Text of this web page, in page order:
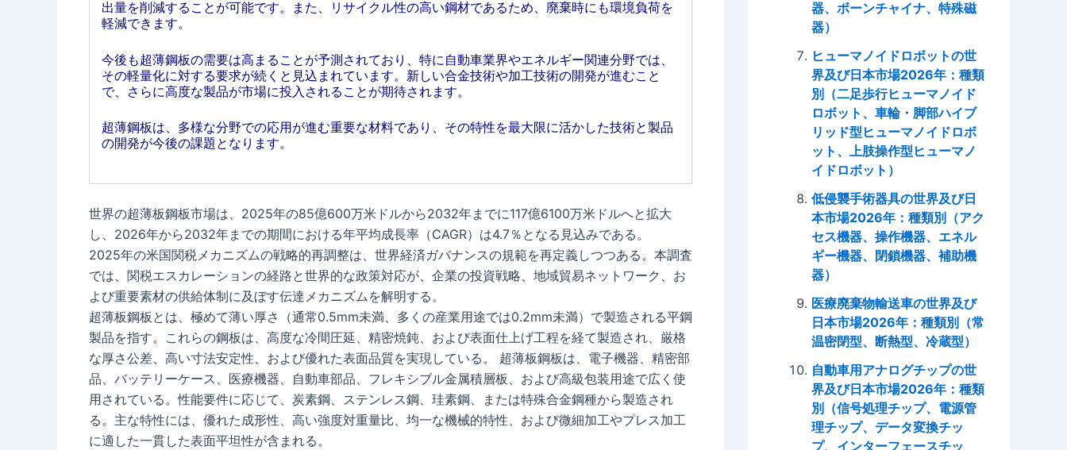
出量を削減することが可能です。また、リサイクル性の高い鋼材であるため、廃棄時にも環境負荷を
軽減できます。
今後も超薄鋼板の需要は高まることが予測されており、特に自動車業界やエネルギー関連分野では、
その軽量化に対する要求が続くと見込まれています。新しい合金技術や加工技術の開発が進むこと
で、さらに高度な製品が市場に投入されることが期待されます。
超薄鋼板は、多様な分野での応用が進む重要な材料であり、その特性を最大限に活かした技術と製品
の開発が今後の課題となります。
世界の超薄板鋼板市場は、2025年の85億600万米ドルから2032年までに117億6100万米ドルへと拡大
し、2026年から2032年までの期間における年平均成長率（CAGR）は4.7％となる見込みである。
2025年の米国関税メカニズムの戦略的再調整は、世界経済ガバナンスの規範を再定義しつつある。本調査
では、関税エスカレーションの経路と世界的な政策対応が、企業の投資戦略、地域貿易ネットワーク、お
よび重要素材の供給体制に及ぼす伝達メカニズムを解明する。
超薄板鋼板とは、極めて薄い厚さ（通常0.5mm未満、多くの産業用途では0.2mm未満）で製造される平鋼
製品を指す。これらの鋼板は、高度な冷間圧延、精密焼鈍、および表面仕上げ工程を経て製造され、厳格
な厚さ公差、高い寸法安定性、および優れた表面品質を実現している。 超薄板鋼板は、電子機器、精密部
品、バッテリーケース、医療機器、自動車部品、フレキシブル金属積層板、および高級包装用途で広く使
用されている。性能要件に応じて、炭素鋼、ステンレス鋼、珪素鋼、または特殊合金鋼種から製造され
る。主な特性には、優れた成形性、高い強度対重量比、均一な機械的特性、および微細加工やプレス加工
に適した一貫した表面平坦性が含まれる。
器、ボーンチャイナ、特殊磁
器）
ヒューマノイドロボットの世
界及び日本市場2026年：種類
別（二足歩行ヒューマノイド
ロボット、車輪・脚部ハイブ
リッド型ヒューマノイドロボ
ット、上肢操作型ヒューマノ
イドロボット）
低侵襲手術器具の世界及び日
本市場2026年：種類別（アク
セス機器、操作機器、エネル
ギー機器、閉鎖機器、補助機
器）
医療廃棄物輸送車の世界及び
日本市場2026年：種類別（常
温密閉型、断熱型、冷蔵型）
自動車用アナログチップの世
界及び日本市場2026年：種類
別（信号処理チップ、電源管
理チップ、データ変換チッ
プ、インターフェースチッ